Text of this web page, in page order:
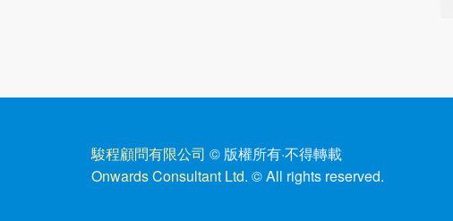
駿程顧問有限公司 © 版權所有·不得轉載
Onwards Consultant Ltd. © All rights reserved.